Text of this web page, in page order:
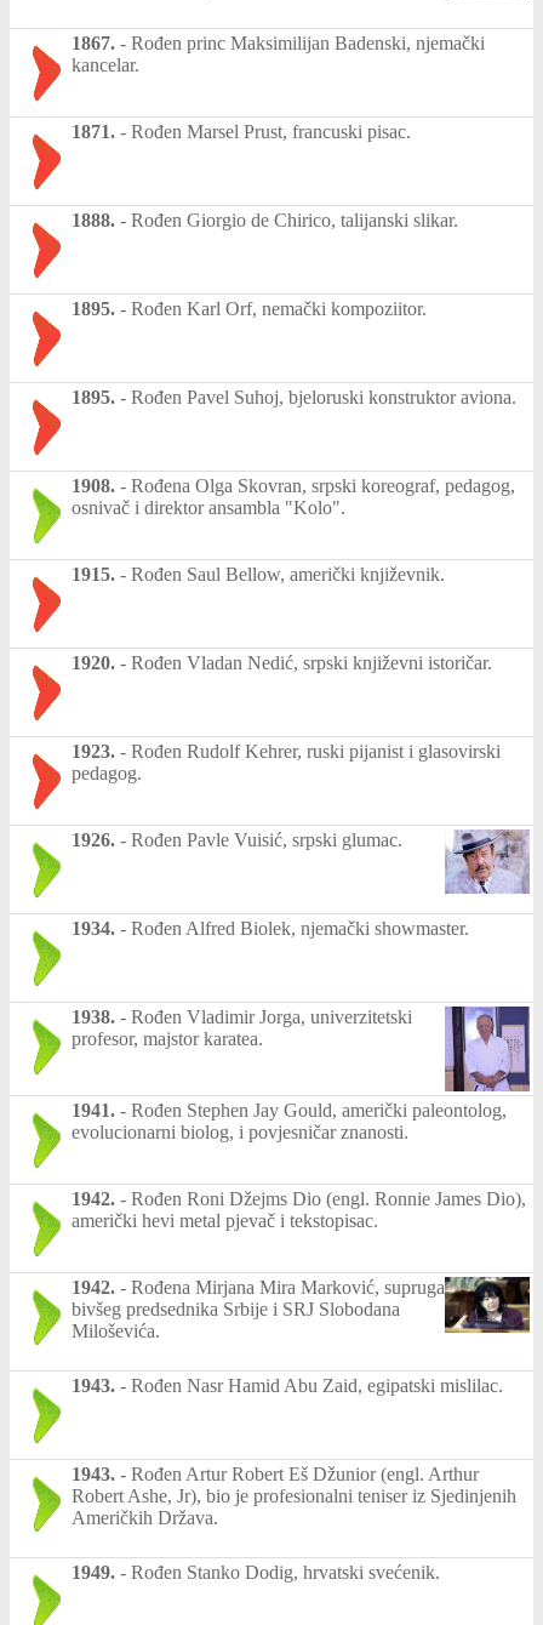
1867. - Rođen princ Maksimilijan Badenski, njemački
kancelar.
1871. - Rođen Marsel Prust, francuski pisac.
1888. - Rođen Giorgio de Chirico, talijanski slikar.
1895. - Rođen Karl Orf, nemački kompoziitor.
1895. - Rođen Pavel Suhoj, bjeloruski konstruktor aviona.
1908. - Rođena Olga Skovran, srpski koreograf, pedagog,
osnivač i direktor ansambla "Kolo".
1915. - Rođen Saul Bellow, američki književnik.
1920. - Rođen Vladan Nedić, srpski književni istoričar.
1923. - Rođen Rudolf Kehrer, ruski pijanist i glasovirski
pedagog.
1926. - Rođen Pavle Vuisić, srpski glumac.
1934. - Rođen Alfred Biolek, njemački showmaster.
1938. - Rođen Vladimir Jorga, univerzitetski
profesor, majstor karatea.
1941. - Rođen Stephen Jay Gould, američki paleontolog,
evolucionarni biolog, i povjesničar znanosti.
1942. - Rođen Roni Džejms Dio (engl. Ronnie James Dio),
američki hevi metal pjevač i tekstopisac.
1942. - Rođena Mirjana Mira Marković, supruga
bivšeg predsednika Srbije i SRJ Slobodana
Miloševića.
1943. - Rođen Nasr Hamid Abu Zaid, egipatski mislilac.
1943. - Rođen Artur Robert Eš Džunior (engl. Arthur
Robert Ashe, Jr), bio je profesionalni teniser iz Sjedinjenih
Američkih Država.
1949. - Rođen Stanko Dodig, hrvatski svećenik.